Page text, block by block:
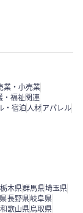
業・小売業
・福祉関連
・宿泊人材アパレル
栃木県群馬県埼玉県
長野県岐阜県
和歌山県鳥取県